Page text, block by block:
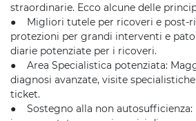
straordinarie. Ecco alcune delle
● Migliori tutele per ricoveri e post-
protezioni per grandi interventi e
diarie potenziate per i ricoveri.
● Area Specialistica potenziata:
diagnosi avanzate, visite
ticket.
● Sostegno alla non autosufficienza: